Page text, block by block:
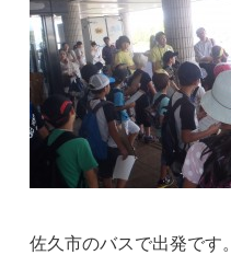
佐久市のバスで出発です。